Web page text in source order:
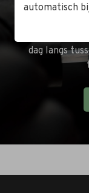
Naast de
dag langs
automatisch